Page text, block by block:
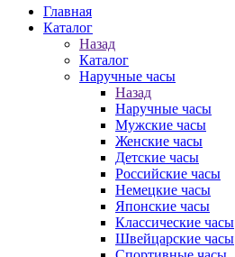
Главная
Каталог
Назад
Каталог
Наручные часы
Назад
Наручные часы
Мужские часы
Женские часы
Детские часы
Российские часы
Немецкие часы
Японские часы
Классические часы
Швейцарские часы